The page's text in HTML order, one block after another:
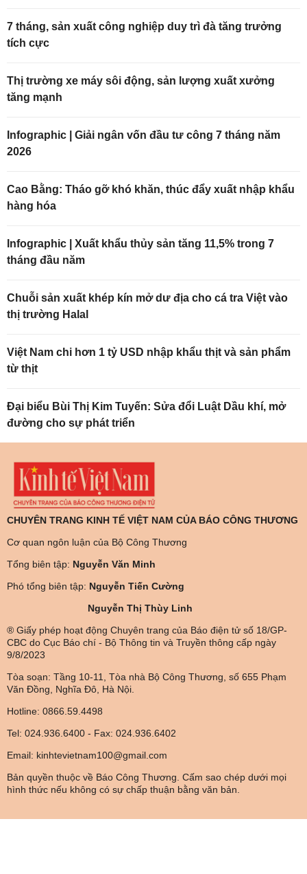
7 tháng, sản xuất công nghiệp duy trì đà tăng trưởng
tích cực
Thị trường xe máy sôi động, sản lượng xuất xưởng
tăng mạnh
Infographic | Giải ngân vốn đầu tư công 7 tháng năm
2026
Cao Bằng: Tháo gỡ khó khăn, thúc đẩy xuất nhập khẩu
hàng hóa
Infographic | Xuất khẩu thủy sản tăng 11,5% trong 7
tháng đầu năm
Chuỗi sản xuất khép kín mở dư địa cho cá tra Việt vào
thị trường Halal
Việt Nam chi hơn 1 tỷ USD nhập khẩu thịt và sản phẩm
từ thịt
Đại biểu Bùi Thị Kim Tuyến: Sửa đổi Luật Dầu khí, mở
đường cho sự phát triển
CHUYÊN TRANG KINH TẾ VIỆT NAM CỦA BÁO CÔNG THƯƠNG
Cơ quan ngôn luận của Bộ Công Thương
Tổng biên tập: Nguyễn Văn Minh
Phó tổng biên tập: Nguyễn Tiến Cường
Nguyễn Thị Thùy Linh
® Giấy phép hoạt động Chuyên trang của Báo điện tử số 18/GP-
CBC do Cục Báo chí - Bộ Thông tin và Truyền thông cấp ngày
9/8/2023
Tòa soạn: Tầng 10-11, Tòa nhà Bộ Công Thương, số 655 Phạm
Văn Đồng, Nghĩa Đô, Hà Nội.
Hotline: 0866.59.4498
Tel: 024.936.6400 - Fax: 024.936.6402
Email: kinhtevietnam100@gmail.com
Bản quyền thuộc về Báo Công Thương. Cấm sao chép dưới mọi
hình thức nếu không có sự chấp thuận bằng văn bản.